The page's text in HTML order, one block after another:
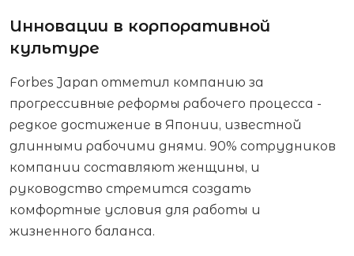
Инновации в корпоративной
культуре
Forbes Japan отметил компанию за
прогрессивные реформы рабочего процесса -
редкое достижение в Японии, известной
длинными рабочими днями. 90% сотрудников
компании составляют женщины, и
руководство стремится создать
комфортные условия для работы и
жизненного баланса.